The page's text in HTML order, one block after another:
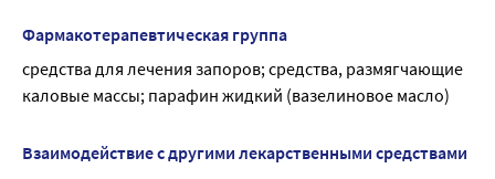
Фармакотерапевтическая группа
средства для лечения запоров; средства, размягчающие
каловые массы; парафин жидкий (вазелиновое масло)
Взаимодействие с другими лекарственными средствами